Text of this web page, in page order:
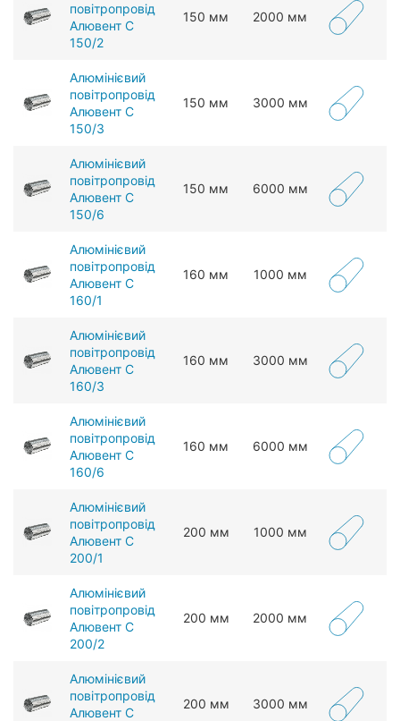
повітропровід
Алювент С
150/2
150 мм 2000 мм
Алюмінієвий
повітропровід
Алювент С
150/3
150 мм 3000 мм
Алюмінієвий
повітропровід
Алювент С
150/6
150 мм 6000 мм
Алюмінієвий
повітропровід
Алювент С
160/1
160 мм 1000 мм
Алюмінієвий
повітропровід
Алювент С
160/3
160 мм 3000 мм
Алюмінієвий
повітропровід
Алювент С
160/6
160 мм 6000 мм
Алюмінієвий
повітропровід
Алювент С
200/1
200 мм 1000 мм
Алюмінієвий
повітропровід
Алювент С
200/2
200 мм 2000 мм
Алюмінієвий
повітропровід
Алювент С
200 мм 3000 мм